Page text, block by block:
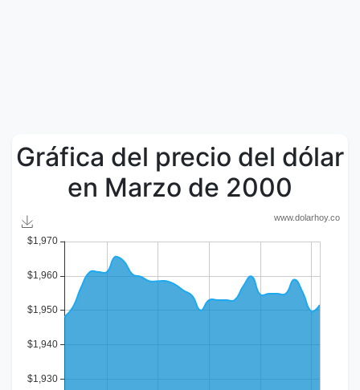
Gráfica del precio del dólar
en Marzo de 2000